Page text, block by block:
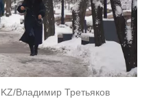
Владимир Третьяков